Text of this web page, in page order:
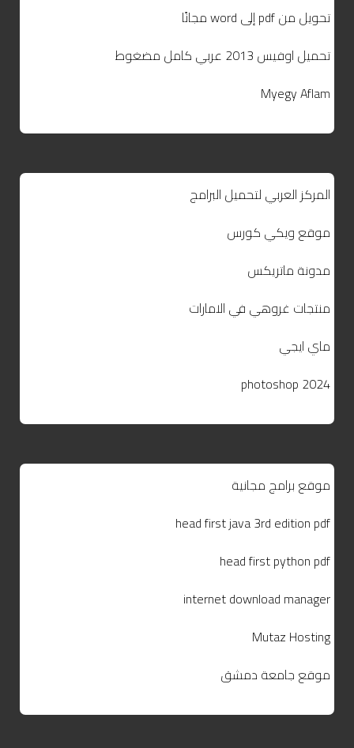
تحويل من pdf إلى word مجانًا
تحميل اوفيس 2013 عربي كامل مضغوط
Myegy Aflam
المركز العربي لتحميل البرامج
موقع ويكي كورس
مدونة ماتريكس
منتجات غروهي في الامارات
ماي ايجي
photoshop 2024
موقع برامج مجانية
head first java 3rd edition pdf
head first python pdf
internet download manager
Mutaz Hosting
موقع جامعة دمشق